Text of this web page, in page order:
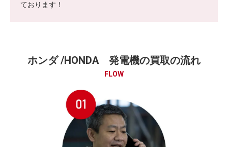
ております！
ホンダ /HONDA 発電機の買取の流れ
FLOW